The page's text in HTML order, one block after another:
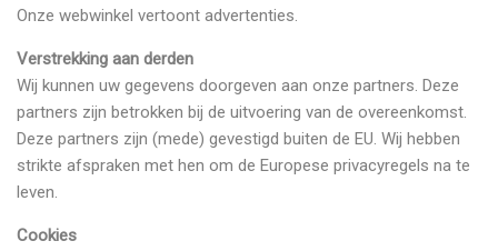
Onze webwinkel vertoont advertenties.
Verstrekking aan derden
Wij kunnen uw gegevens doorgeven aan onze partners. Deze
partners zijn betrokken bij de uitvoering van de overeenkomst.
Deze partners zijn (mede) gevestigd buiten de EU. Wij hebben
strikte afspraken met hen om de Europese privacyregels na te
leven.
Cookies